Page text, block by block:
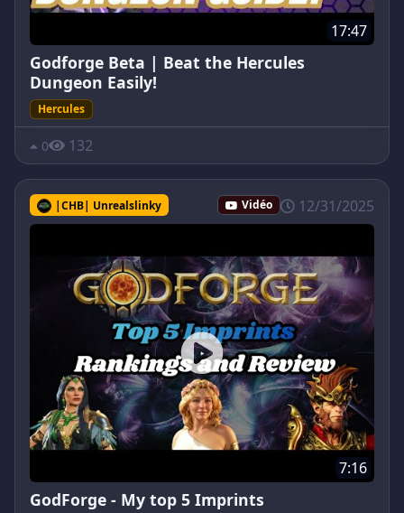
17:47
Godforge Beta | Beat the Hercules
Dungeon Easily!
Hercules
0 132
|CHB| Unrealslinky Vidéo 12/31/2025
7:16
GodForge - My top 5 Imprints